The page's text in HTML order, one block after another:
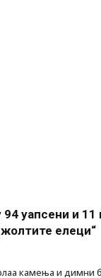
94 уапсени и
елеци“
камења и димни